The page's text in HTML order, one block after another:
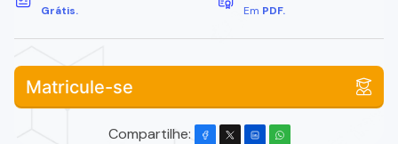
Grátis. Em PDF.
Matricule-se
Compartilhe: